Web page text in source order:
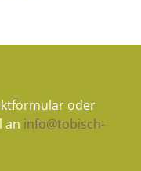
oder
an info@tobisch-